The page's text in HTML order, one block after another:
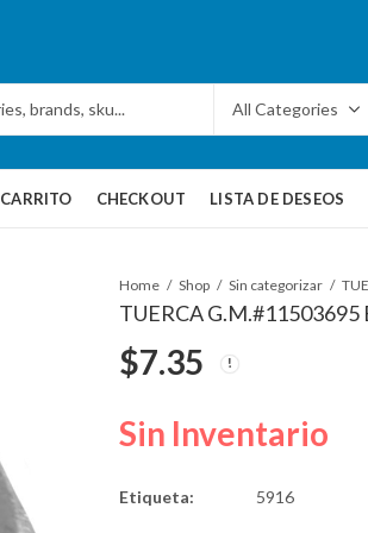
CARRITO CHECKOUT LISTA DE DESEOS
Home Shop Sin categorizar
TUERCA
$7.35
Sin Inventario
Etiqueta: 5916